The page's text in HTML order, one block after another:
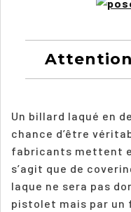
Un billard laqué en
chance d’être
fabricants mettent
s’agit que de
laque ne sera pas
pistolet mais par